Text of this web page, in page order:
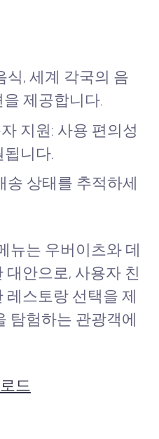
식, 세계 각국의 음
제공합니다.
지원: 사용 편의성
니다.
송 상태를 추적하세
뉴는 우버이츠와 데
안으로, 사용자 친
레스토랑 선택을 제
탐험하는 관광객에
드